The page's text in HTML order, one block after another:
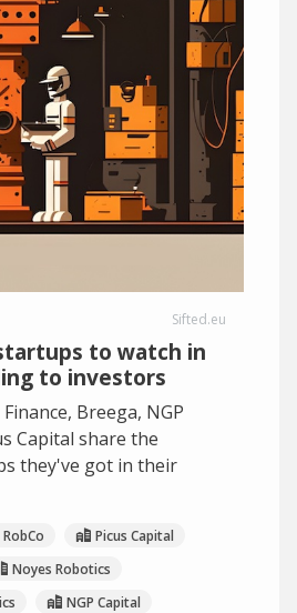
Sifted.eu
to watch in
to investors
Breega, NGP
Capital share the
they've got in their
RobCo
Picus Capital
Noyes Robotics
NGP Capital